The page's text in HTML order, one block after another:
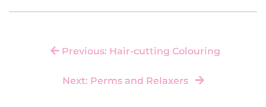
Previous: Hair-cutting Colouring
Next: Perms and Relaxers